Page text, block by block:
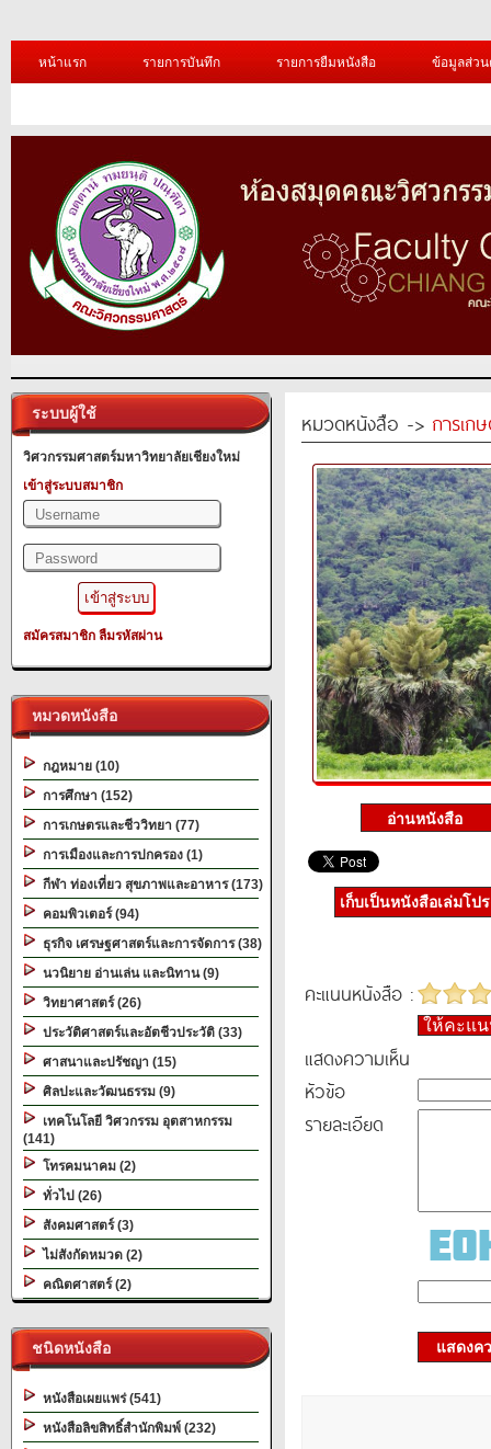
หน้าแรก รายการบันทึก รายการยืมหนังสือ ข้อมูลส่ว
ระบบผู้ใช้
วิศวกรรมศาสตร์มหาวิทยาลัยเชียงใหม่
เข้าสู่ระบบสมาชิก
สมัครสมาชิก ลืมรหัสผ่าน
หมวดหนังสือ
กฎหมาย (10)
การศึกษา (152)
การเกษตรและชีววิทยา (77)
การเมืองและการปกครอง (1)
กีฬา ท่องเที่ยว สุขภาพและอาหาร (173)
คอมพิวเตอร์ (94)
ธุรกิจ เศรษฐศาสตร์และการจัดการ (38)
นวนิยาย อ่านเล่น และนิทาน (9)
วิทยาศาสตร์ (26)
ประวัติศาสตร์และอัตชีวประวัติ (33)
ศาสนาและปรัชญา (15)
ศิลปะและวัฒนธรรม (9)
เทคโนโลยี วิศวกรรม อุตสาหกรรม
(141)
โทรคมนาคม (2)
ทั่วไป (26)
สังคมศาสตร์ (3)
ไม่สังกัดหมวด (2)
คณิตศาสตร์ (2)
ชนิดหนังสือ
หนังสือเผยแพร่ (541)
หนังสือลิขสิทธิ์สำนักพิมพ์ (232)
หมวดหนังสือ -> การเก
เก็บเป็นหนังสือเล่มโป
คะแนนหนังสือ :
ให้คะแ
แสดงความเห็น
หัวข้อ
รายละเอียด
แสดงค